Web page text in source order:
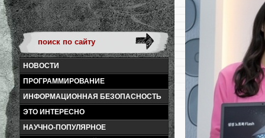
НОВОСТИ
ПРОГРАММИРОВАНИЕ
ИНФОРМАЦИОННАЯ БЕЗОПАСНОСТЬ
ЭТО ИНТЕРЕСНО
НАУЧНО-ПОПУЛЯРНОЕ